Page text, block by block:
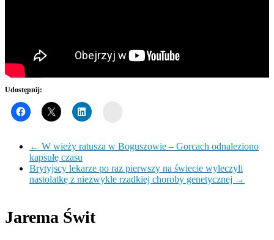
Udostępnij:
← W wieży ratusza w Boguszowie – Gorcach odnaleziono
kapsułę czasu
Brytyjscy lekarze po raz pierwszy na świecie wyleczyli
nastolatkę z niezwykle rzadkiej choroby genetycznej →
Jarema Świt